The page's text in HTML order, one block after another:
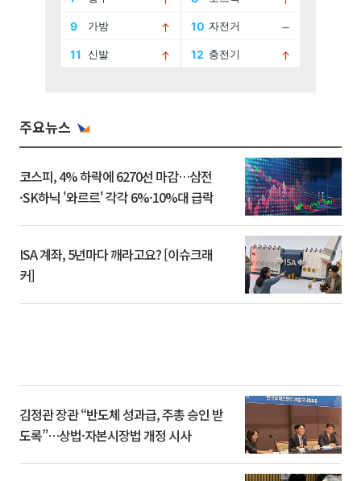
주요뉴스
코스피, 4% 하락에 6270선 마감…삼전
·SK하닉 '와르르' 각각 6%·10%대 급락
ISA 계좌, 5년마다 깨라고요? [이슈크래
커]
김정관 장관 “반도체 성과급, 주총 승인 받
도록”…상법·자본시장법 개정 시사